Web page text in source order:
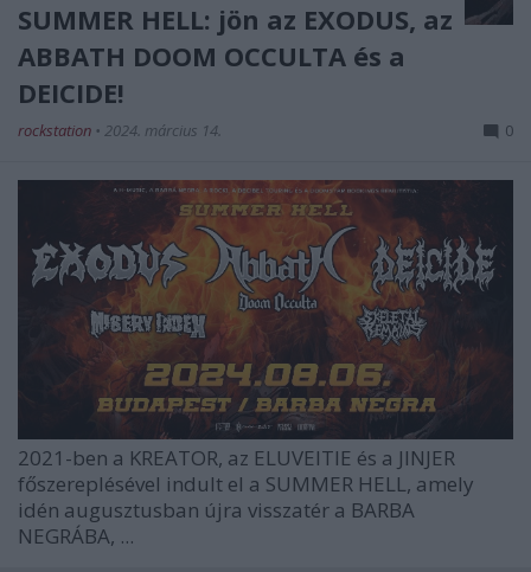
SUMMER HELL: jön az EXODUS, az
ABBATH DOOM OCCULTA és a
DEICIDE!
rockstation • 2024. március 14. 0
2021-ben a KREATOR, az ELUVEITIE és a JINJER
főszereplésével indult el a SUMMER HELL, amely
idén augusztusban újra visszatér a BARBA
NEGRÁBA, ...